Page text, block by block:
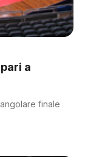
a
finale